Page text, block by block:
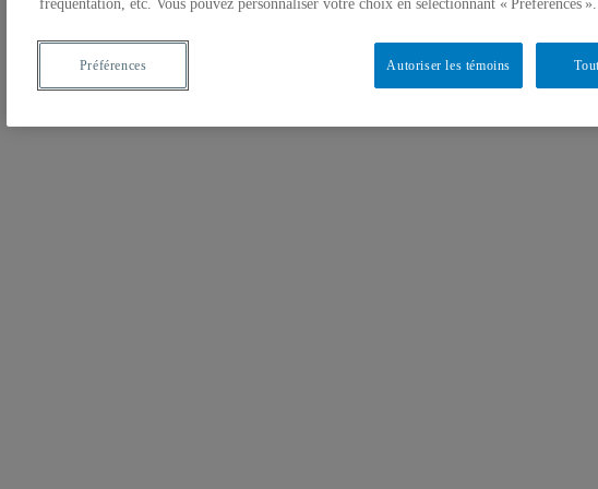
fréquentation, etc. Vous pouvez personnaliser votre choix en sélectionnant « Préférences ».
Autoriser les témoins
Préférences